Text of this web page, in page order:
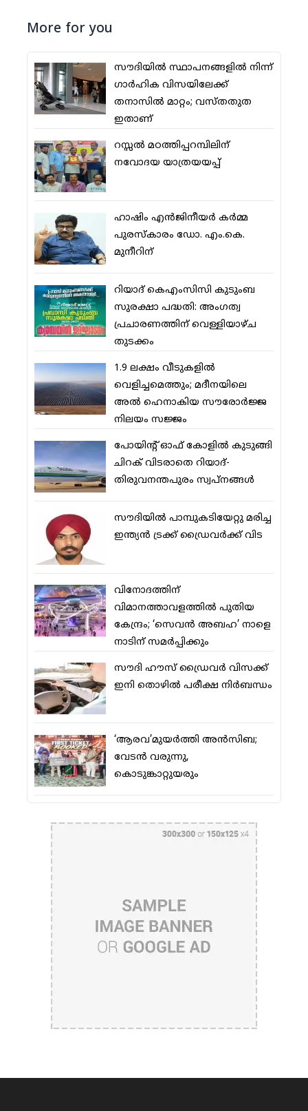
More for you
സൗദിയില്‍ സ്ഥാപനങ്ങളില്‍ നിന്ന്
ഗാര്‍ഹിക വിസയിലേക്ക്
തനാസില്‍ മാറ്റം; വസ്തതുത
ഇതാണ്
റസ്സല്‍ മഠത്തിപ്പറമ്പിലിന്
നവോദയ യാത്രയയപ്പ്
ഹാഷിം എന്‍ജിനീയര്‍ കര്‍മ്മ
പുരസ്‌കാരം ഡോ. എം.കെ.
മുനീറിന്
റിയാദ് കെഎംസിസി കുടുംബ
സുരക്ഷാ പദ്ധതി: അംഗത്വ
പ്രചാരണത്തിന് വെള്ളിയാഴ്ച
തുടക്കം
1.9 ലക്ഷം വീടുകളില്‍
വെളിച്ചമെത്തും; മദീനയിലെ
അല്‍ ഹെനാകിയ സൗരോര്‍ജ്ജ
നിലയം സജ്ജം
പോയിന്റ് ഓഫ് കോളില്‍ കുടുങ്ങി
ചിറക് വിടരാതെ റിയാദ്-
തിരുവനന്തപുരം സ്വപ്നങ്ങള്‍
സൗദിയിൽ പാമ്പുകടിയേറ്റു മരിച്ച
ഇന്ത്യൻ ട്രക്ക് ഡ്രൈവർക്ക് വിട
വിനോദത്തിന്
വിമാനത്താവളത്തില്‍ പുതിയ
കേന്ദ്രം; ‘സെവന്‍ അബഹ’ നാളെ
നാടിന് സമര്‍പ്പിക്കും
സൗദി ഹൗസ് ഡ്രൈവര്‍ വിസക്ക്
ഇനി തൊഴില്‍ പരീക്ഷ നിര്‍ബന്ധം
‘ആരവ’മുയര്‍ത്തി അന്‍സിബ;
വേടന്‍ വരുന്നു,
കൊടുങ്കാറ്റുയരും